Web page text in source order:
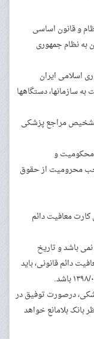
به نظام جمهوری
سازمانها، دستگاهها
تشخیص مراجع پزشکی
محکومیت و
محرومیت از حقوق
کارت معافیت دائم
نمی باشد و تاریخ
دائم قانونی، باید
پزشکی، درصورت توفیق در
بلامانع خواهد